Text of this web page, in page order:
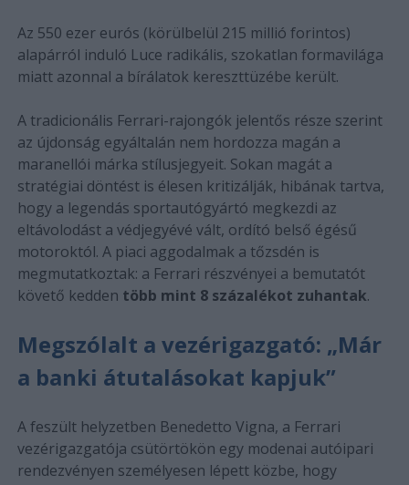
Az 550 ezer eurós (körülbelül 215 millió forintos)
alapárról induló Luce radikális, szokatlan formavilága
miatt azonnal a bírálatok kereszttüzébe került.
A tradicionális Ferrari-rajongók jelentős része szerint
az újdonság egyáltalán nem hordozza magán a
maranellói márka stílusjegyeit. Sokan magát a
stratégiai döntést is élesen kritizálják, hibának tartva,
hogy a legendás sportautógyártó megkezdi az
eltávolodást a védjegyévé vált, ordító belső égésű
motoroktól. A piaci aggodalmak a tőzsdén is
megmutatkoztak: a Ferrari részvényei a bemutatót
követő kedden több mint 8 százalékot zuhantak.
Megszólalt a vezérigazgató: „Már
a banki átutalásokat kapjuk”
A feszült helyzetben Benedetto Vigna, a Ferrari
vezérigazgatója csütörtökön egy modenai autóipari
rendezvényen személyesen lépett közbe, hogy